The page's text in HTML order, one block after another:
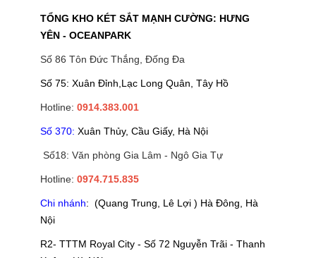
TỔNG KHO KÉT SẮT MẠNH CƯỜNG: HƯNG
YÊN - OCEANPARK
Số 86 Tôn Đức Thắng, Đống Đa
Số 75: Xuân Đỉnh,Lạc Long Quân, Tây Hồ
Hotline: 0914.383.001
Số 370: Xuân Thủy, Cầu Giấy, Hà Nội
Số18: Văn phòng Gia Lâm - Ngô Gia Tự
Hotline: 0974.715.835
Chi nhánh: (Quang Trung, Lê Lợi ) Hà Đông, Hà
Nội
R2- TTTM Royal City - Số 72 Nguyễn Trãi - Thanh